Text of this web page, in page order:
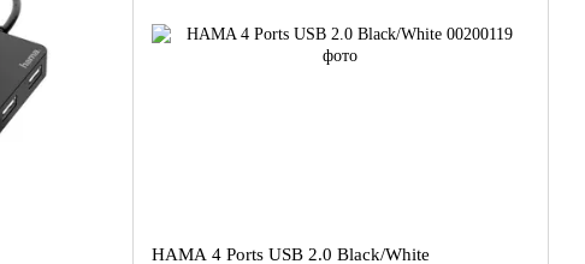
HAMA 4 Ports USB 2.0 Black/White